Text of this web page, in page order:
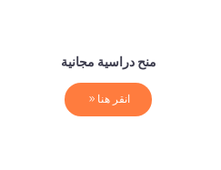
منح دراسية مجانية
انقر هنا